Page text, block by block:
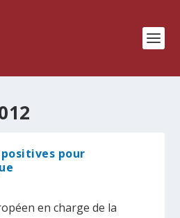
pour
en charge de la